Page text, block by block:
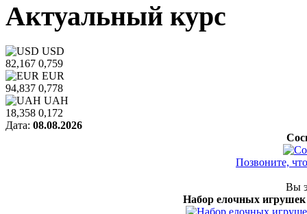
Актуальный курс
USD
82,167 0,759
EUR
94,837 0,778
UAH
18,358 0,172
Дата: 08.08.2026
Позвоните,
Вы
Набор елочных